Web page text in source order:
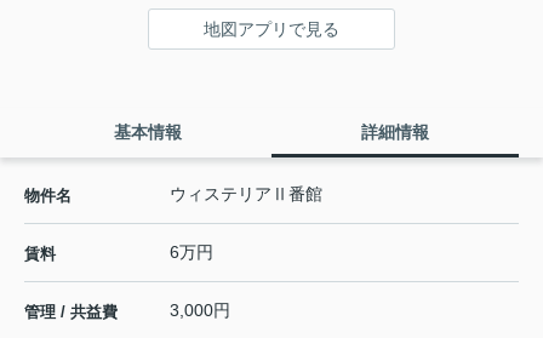
地図アプリで見る
基本情報 詳細情報
物件名 ウィステリアⅡ番館
賃料 6万円
管理 / 共益費 3,000円